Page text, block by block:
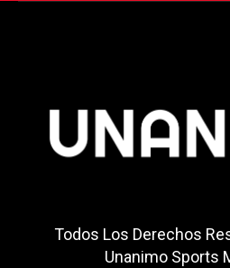
Todos Los Derechos
Unanimo Sports